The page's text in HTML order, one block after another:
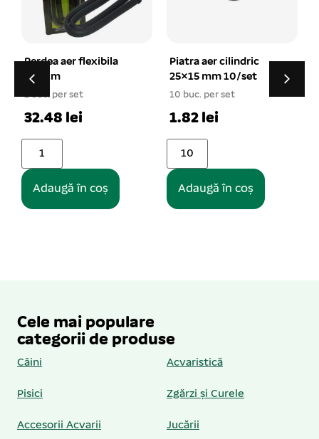
Piatra aer cilindric
25×15 mm 10/set
10 buc. per set
1.82 lei
Adaugă în coș
Set pungi cu inchidere
fermoar ziplock
85×120 mm
1 buc. per set
Adaugă în coș
Cele mai populare
categorii de produse
Câini Acvaristică
Pisici Zgărzi și Curele
Accesorii Acvarii Jucării